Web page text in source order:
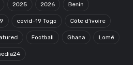
2025 2026 Benin
covid-19 Togo Côte d'ivoire
Football Ghana Lomé